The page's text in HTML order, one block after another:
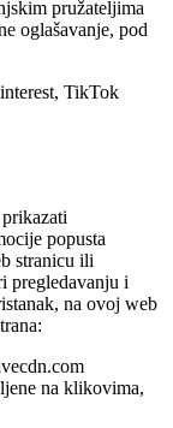
pružateljima
oglašavanje, pod
TikTok
popusta
stranicu ili
pregledavanju i
na ovoj web
na klikovima,